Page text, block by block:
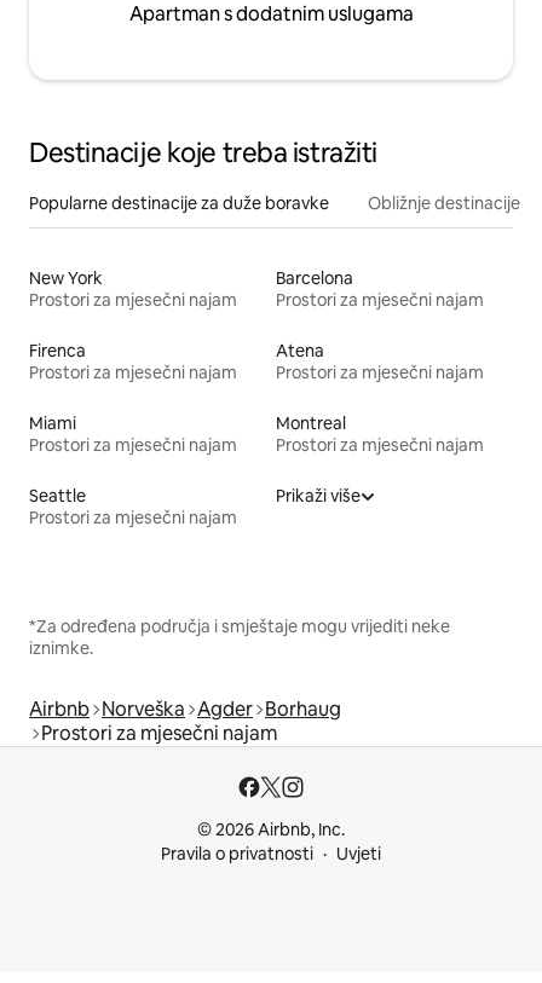
Apartman s dodatnim uslugama
Destinacije koje treba istražiti
Popularne destinacije za duže boravke Obližnje destinacije
New York
Prostori za mjesečni najam
Barcelona
Prostori za mjesečni najam
Firenca
Prostori za mjesečni najam
Atena
Prostori za mjesečni najam
Miami
Prostori za mjesečni najam
Montreal
Prostori za mjesečni najam
Seattle
Prostori za mjesečni najam
Prikaži više
*Za određena područja i smještaje mogu vrijediti neke
iznimke.
Airbnb Norveška Agder Borhaug
Prostori za mjesečni najam
© 2026 Airbnb, Inc.
Pravila o privatnosti
Uvjeti